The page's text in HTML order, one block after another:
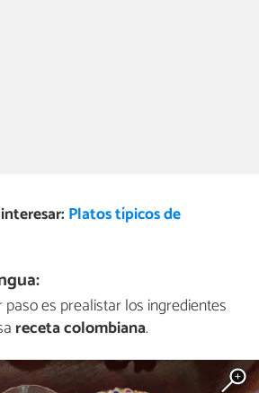
Platos típicos de
es prealistar los ingredientes
receta colombiana.